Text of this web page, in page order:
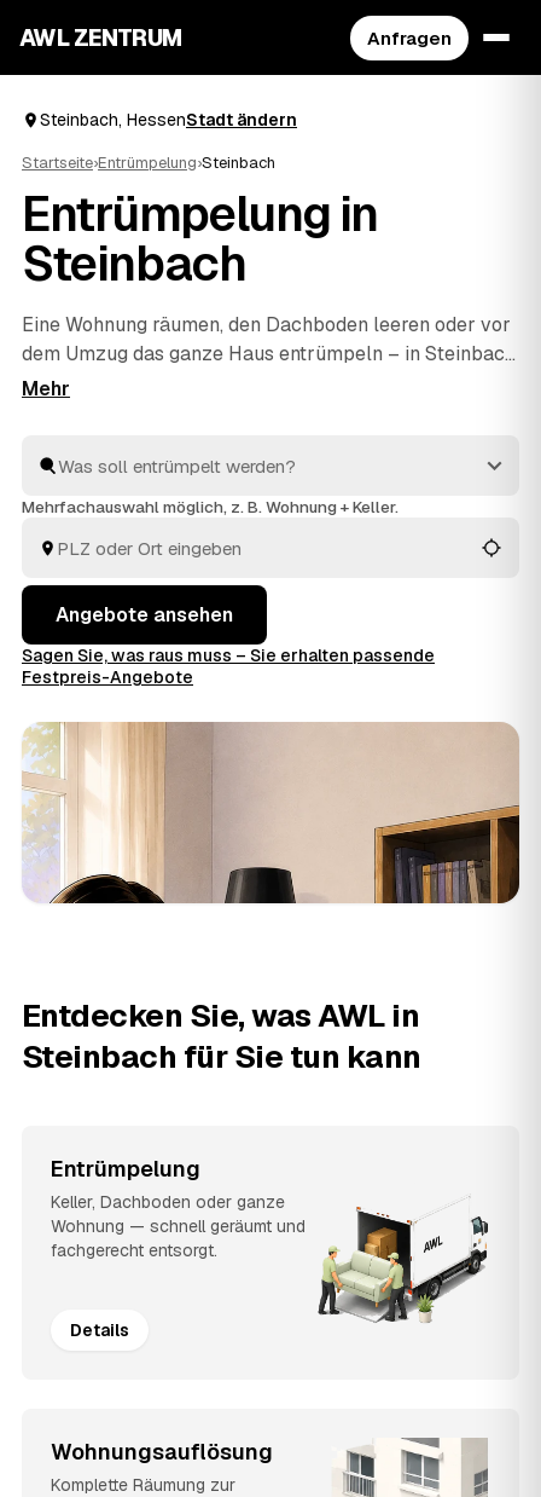
AWL ZENTRUM Anfragen
Steinbach, HessenStadt ändern
Startseite›Entrümpelung›Steinbach
Entrümpelung in
Steinbach
Eine Wohnung räumen, den Dachboden leeren oder vor
dem Umzug das ganze Haus entrümpeln – in Steinbach
müssen Sie sich dafür nicht selbst auf die Suche nach
geprüften Anbietern aus der Umgebung. Egal ob kleiner
Auftrag oder kompletteHaushaltsauflösung
entsorgt.
Mehrfachauswahl möglich, z. B. Wohnung + Keller.
Angebote ansehen
Sagen Sie, was raus muss – Sie erhalten passende
Festpreis-Angebote
Entdecken Sie, was AWL in
Steinbach für Sie tun kann
Entrümpelung
Keller, Dachboden oder ganze
Wohnung — schnell geräumt und
fachgerecht entsorgt.
Details
Wohnungsauflösung
Komplette Räumung zur